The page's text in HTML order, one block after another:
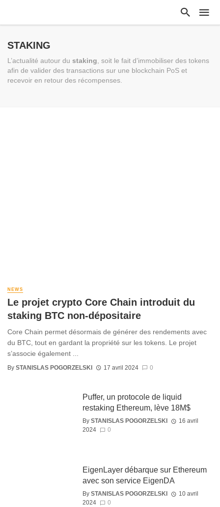
STAKING
L’actualité autour du staking, soit le fait d’immobiliser des tokens
afin de valider des transactions sur une blockchain PoS et
recevoir en retour des récompenses.
NEWS
Le projet crypto Core Chain introduit du
staking BTC non-dépositaire
Core Chain permet désormais de générer des rendements avec
du BTC, tout en gardant la propriété sur les tokens. Le projet
s’associe également ...
By STANISLAS POGORZELSKI 17 avril 2024 0
Puffer, un protocole de liquid
restaking Ethereum, lève 18M$
By STANISLAS POGORZELSKI
16 avril
2024
0
EigenLayer débarque sur Ethereum
avec son service EigenDA
By STANISLAS POGORZELSKI
10 avril
2024
0